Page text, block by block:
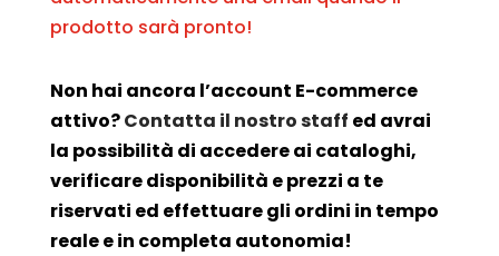
prodotto sarà pronto!
Non hai ancora l’account E-commerce
attivo?Contatta il nostro staff ed avrai
la possibilità di accedere ai cataloghi,
verificare disponibilità e prezzi a te
riservati ed effettuare gli ordini in tempo
reale e in completa autonomia!